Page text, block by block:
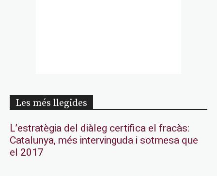
Les més llegides
L’estratègia del diàleg certifica el fracàs:
Catalunya, més intervinguda i sotmesa que
el 2017